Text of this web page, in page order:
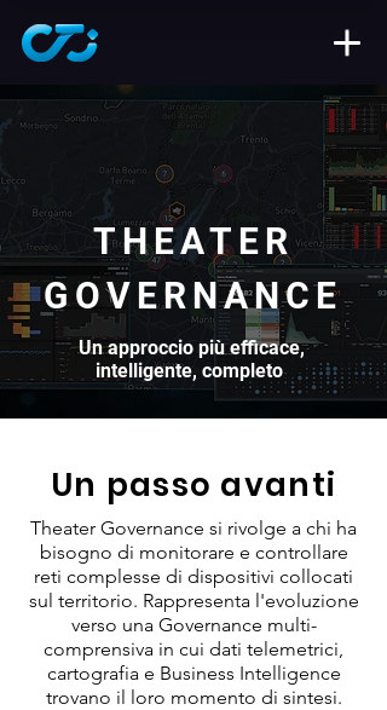
THEATER
GOVERNANCE
Un approccio più efficace,
intelligente, completo
Un passo avanti
Theater Governance si rivolge a chi ha
bisogno di monitorare e controllare
reti complesse di dispositivi collocati
sul territorio. Rappresenta l'evoluzione
verso una Governance multi-
comprensiva in cui dati telemetrici,
cartografia e Business Intelligence
trovano il loro momento di sintesi.